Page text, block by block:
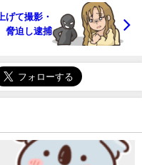
げて撮影・
脅迫し逮捕